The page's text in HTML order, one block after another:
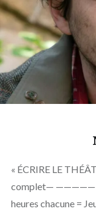
« ÉCRIRE LE
complet—
heures chacune =